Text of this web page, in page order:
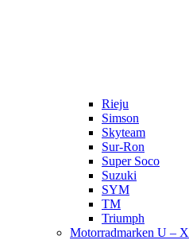
Rieju
Simson
Skyteam
Sur-Ron
Super Soco
Suzuki
SYM
TM
Triumph
Motorradmarken U – X